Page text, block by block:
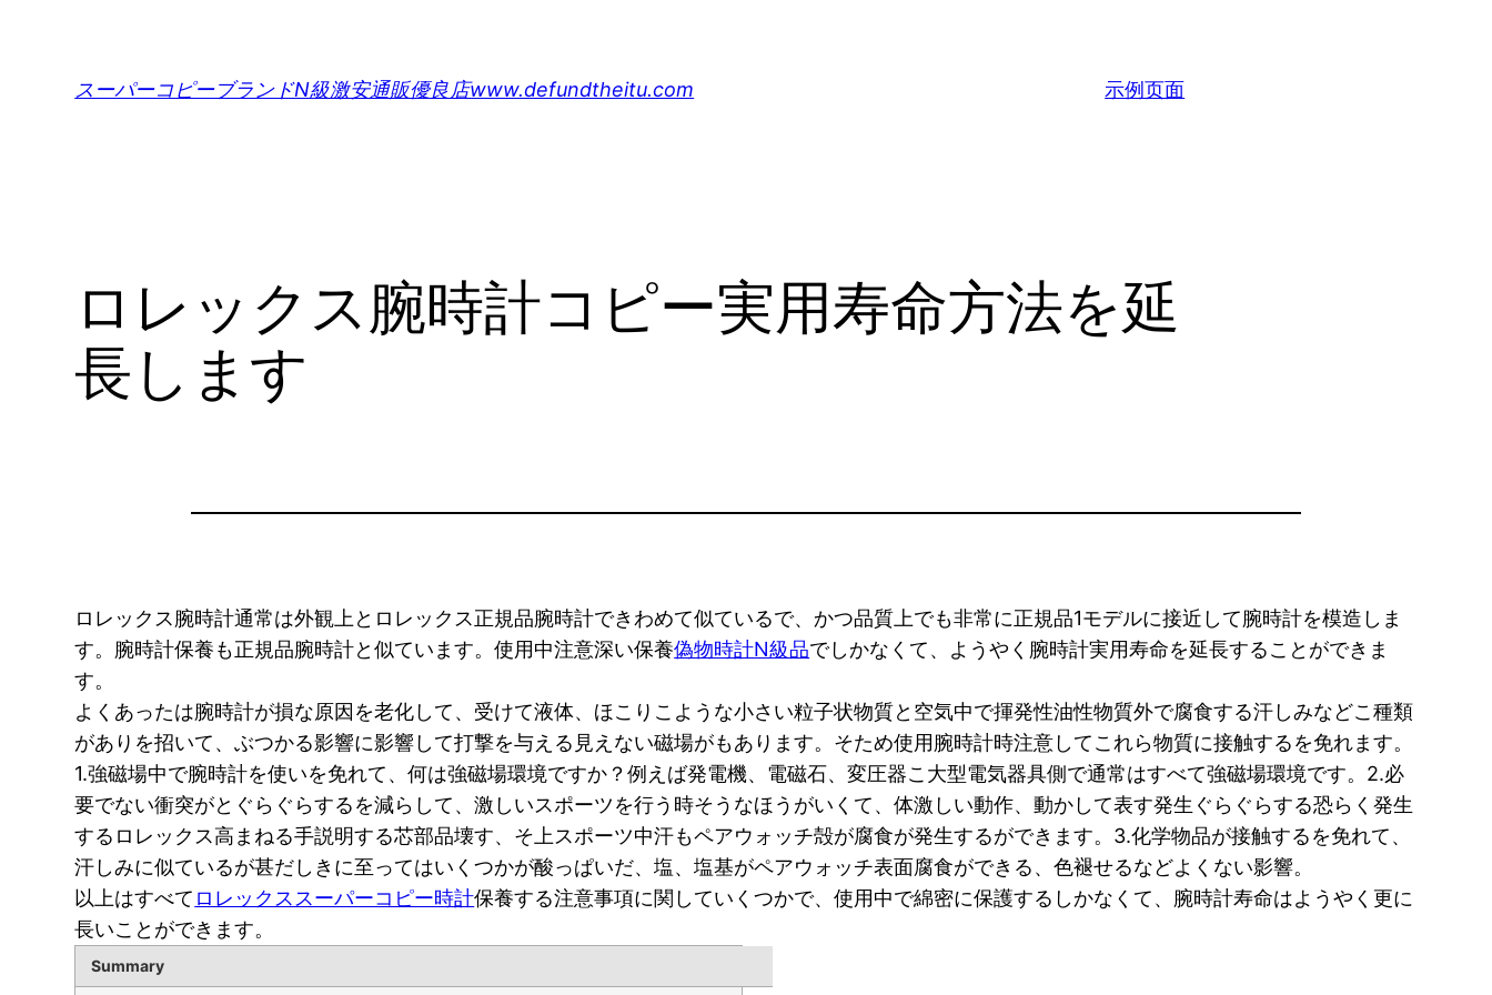
スーパーコピーブランドN級激安通販優良店www.defundtheitu.com 示例页面
ロレックス腕時計コピー実用寿命方法を延
長します
ロレックス腕時計通常は外観上とロレックス正規品腕時計できわめて似ているで、かつ品質上でも非常に正規品1モデルに接近して腕時計を模造しま
す。腕時計保養も正規品腕時計と似ています。使用中注意深い保養偽物時計N級品でしかなくて、ようやく腕時計実用寿命を延長することができま
す。
よくあったは腕時計が損な原因を老化して、受けて液体、ほこりこような小さい粒子状物質と空気中で揮発性油性物質外で腐食する汗しみなどこ種類
がありを招いて、ぶつかる影響に影響して打撃を与える見えない磁場がもあります。そため使用腕時計時注意してこれら物質に接触するを免れます。
1.強磁場中で腕時計を使いを免れて、何は強磁場環境ですか？例えば発電機、電磁石、変圧器こ大型電気器具側で通常はすべて強磁場環境です。2.必
要でない衝突がとぐらぐらするを減らして、激しいスポーツを行う時そうなほうがいくて、体激しい動作、動かして表す発生ぐらぐらする恐らく発生
するロレックス高まねる手説明する芯部品壊す、そ上スポーツ中汗もペアウォッチ殻が腐食が発生するができます。3.化学物品が接触するを免れて、
汗しみに似ているが甚だしきに至ってはいくつかが酸っぱいだ、塩、塩基がペアウォッチ表面腐食ができる、色褪せるなどよくない影響。
以上はすべて ロレックススーパーコピー時計保養する注意事項に関していくつかで、使用中で綿密に保護するしかなくて、腕時計寿命はようやく更に
長いことができます。
Summary